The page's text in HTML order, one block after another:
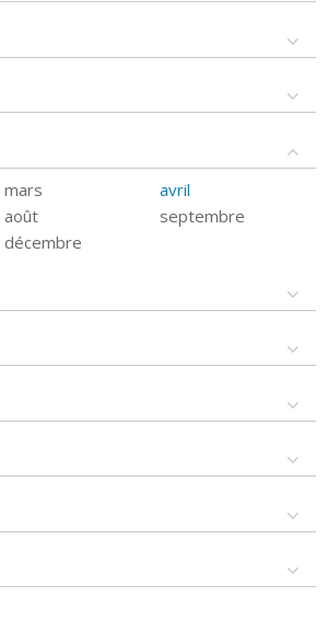
mars
avril
août
septembre
décembre